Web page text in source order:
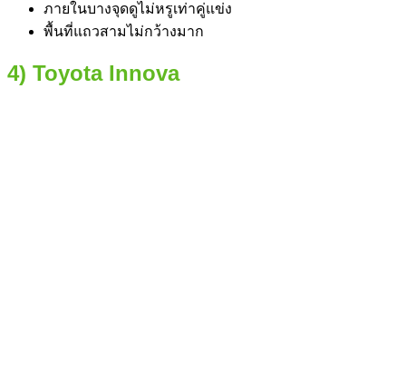
ภายในบางจุดดูไม่หรูเท่าคู่แข่ง
พื้นที่แถวสามไม่กว้างมาก
4) Toyota Innova